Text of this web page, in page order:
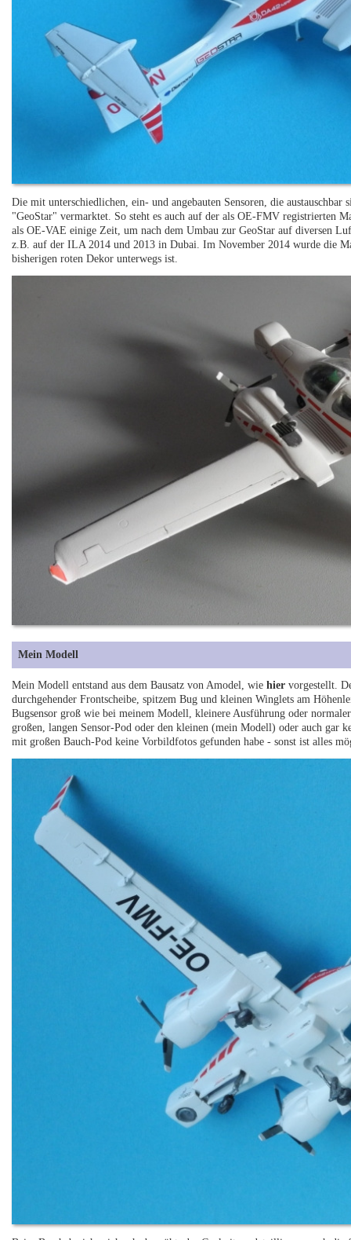
Die mit unterschiedlichen, ein- und angebauten Sensoren, die austauschbar
"GeoStar" vermarktet. So steht es auch auf der als OE-FMV registrierten
als OE-VAE einige Zeit, um nach dem Umbau zur GeoStar auf diversen
z.B. auf der ILA 2014 und 2013 in Dubai. Im November 2014 wurde die
bisherigen roten Dekor unterwegs ist.
Mein Modell
Mein Modell entstand aus dem Bausatz von Amodel, wiehier vorgestellt.
durchgehender Frontscheibe, spitzem Bug und kleinen Winglets am
Bugsensor groß wie bei meinem Modell, kleinere Ausführung oder
großen, langen Sensor-Pod oder den kleinen (mein Modell) oder auch
mit großen Bauch-Pod keine Vorbildfotos gefunden habe - sonst ist alles